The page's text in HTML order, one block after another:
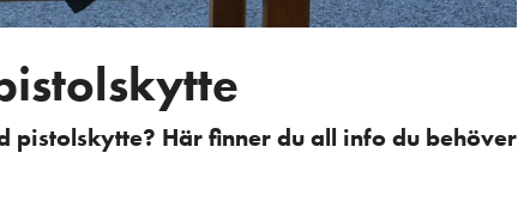
pistolskytte? Här finner du all info du behöver